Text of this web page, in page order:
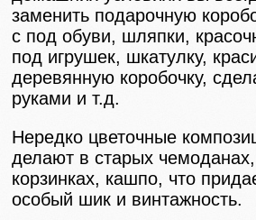
заменить подарочную
с под обуви, шляпки,
под игрушек, шкатулку,
деревянную коробочку,
руками и т.д.
Нередко цветочные
делают в старых чемоданах,
корзинках, кашпо, что
особый шик и винтажность.